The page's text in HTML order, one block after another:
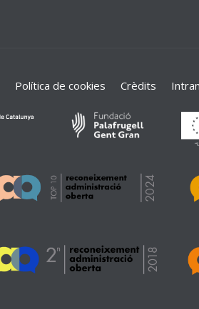
Política de cookies Crèdits